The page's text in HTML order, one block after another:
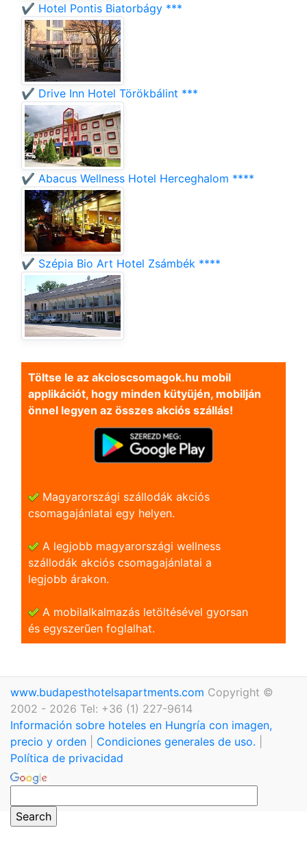
✔️ Hotel Pontis Biatorbágy ***
✔️ Drive Inn Hotel Törökbálint ***
✔️ Abacus Wellness Hotel Herceghalom ****
✔️ Szépia Bio Art Hotel Zsámbék ****
Töltse le az akcioscsomagok.hu mobil
applikációt, hogy minden kütyüjén, mobilján
önnel legyen az összes akciós szállás!
Magyarországi szállodák akciós
csomagajánlatai egy helyen.
A legjobb magyarországi wellness
szállodák akciós csomagajánlatai a
legjobb árakon.
A mobilalkalmazás letöltésével gyorsan
és egyszerũen foglalhat.
www.budapesthotelsapartments.com Copyright ©
2002 - 2026 Tel: +36 (1) 227-9614
Información sobre hoteles en Hungría con imagen,
precio y orden
Condiciones generales de uso.
Política de privacidad